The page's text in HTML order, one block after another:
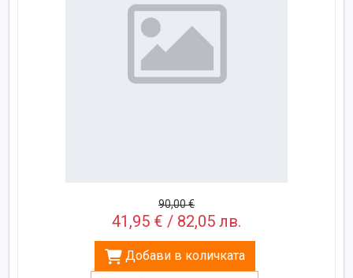
90,00 €
41,95 € / 82,05 лв.
Добави в количката